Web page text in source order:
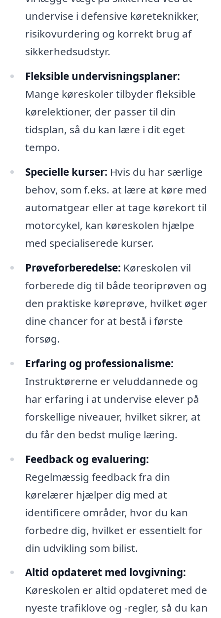
undervise i defensive køreteknikker,
risikovurdering og korrekt brug af
sikkerhedsudstyr.
Fleksible undervisningsplaner:
Mange køreskoler tilbyder fleksible
kørelektioner, der passer til din
tidsplan, så du kan lære i dit eget
tempo.
Specielle kurser: Hvis du har særlige
behov, som f.eks. at lære at køre med
automatgear eller at tage kørekort til
motorcykel, kan køreskolen hjælpe
med specialiserede kurser.
Prøveforberedelse: Køreskolen vil
forberede dig til både teoriprøven og
den praktiske køreprøve, hvilket øger
dine chancer for at bestå i første
forsøg.
Erfaring og professionalisme:
Instruktørerne er veluddannede og
har erfaring i at undervise elever på
forskellige niveauer, hvilket sikrer, at
du får den bedst mulige læring.
Feedback og evaluering:
Regelmæssig feedback fra din
kørelærer hjælper dig med at
identificere områder, hvor du kan
forbedre dig, hvilket er essentielt for
din udvikling som bilist.
Altid opdateret med lovgivning:
Køreskolen er altid opdateret med de
nyeste trafiklove og -regler, så du kan